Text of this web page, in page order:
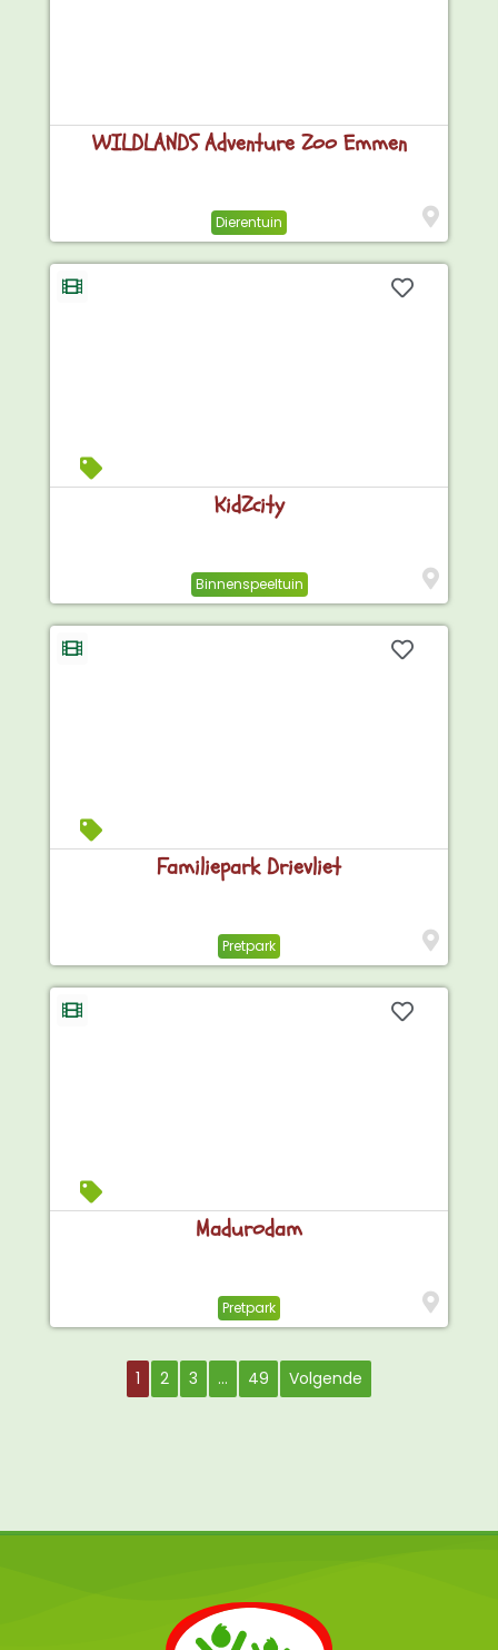
WILDLANDS Adventure Zoo Emmen
Dierentuin
KidZcity
Binnenspeeltuin
Familiepark Drievliet
Pretpark
Madurodam
Pretpark
1 2 3 … 49 Volgende